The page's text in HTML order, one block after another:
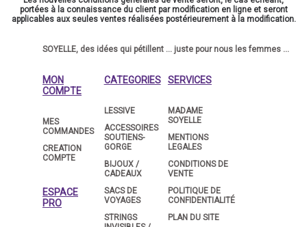
portées à la connaissance du client par modification en ligne et seront
applicables aux seules ventes réalisées postérieurement à la modification.
SOYELLE, des idées qui pétillent … juste pour nous les femmes …
MON
COMPTE
MES
COMMANDES
CREATION
COMPTE
ESPACE
PRO
CATEGORIES
LESSIVE
ACCESSOIRES
SOUTIENS-
GORGE
BIJOUX /
CADEAUX
SACS DE
VOYAGES
STRINGS
SERVICES
MADAME
SOYELLE
MENTIONS
LEGALES
CONDITIONS DE
VENTE
POLITIQUE DE
CONFIDENTIALITÉ
PLAN DU SITE